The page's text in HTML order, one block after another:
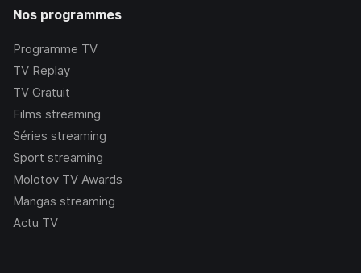
Nos programmes
Programme TV
TV Replay
TV Gratuit
Films streaming
Séries streaming
Sport streaming
Molotov TV Awards
Mangas streaming
Actu TV